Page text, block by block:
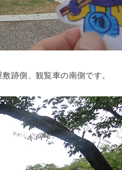
跡側、観覧車の南側です。